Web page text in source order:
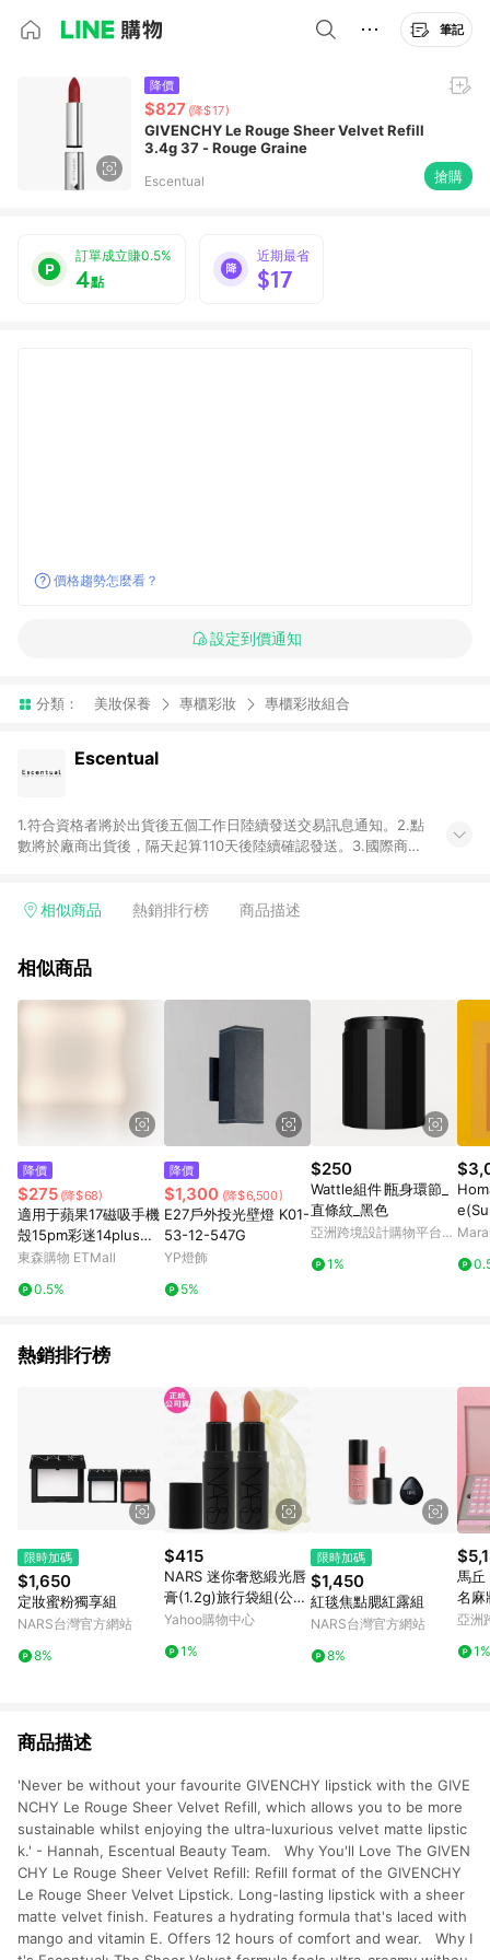
筆記
降價
$827 (降$17)
GIVENCHY Le Rouge Sheer Velvet Refill
3.4g 37 - Rouge Graine
Escentual 搶購
訂單成立賺0.5%
4點
近期最省
$17
價格趨勢怎麼看？
設定到價通知
分類： 美妝保養 專櫃彩妝 專櫃彩妝組合
Escentual
1.符合資格者將於出貨後五個工作日陸續發送交易訊息通知。2.點
數將於廠商出貨後，隔天起算110天後陸續確認發送。3.國際商家
用未授權優惠碼不符合贈點資格。6. 點數發送依據及返點上限將
不符合贈點資格。
相似商品 熱銷排行榜 商品描述
相似商品
降價
$275 (降$68)
適用于蘋果17磁吸手機
殼15pm彩迷14plus雙
層p硅膠iphone16pro
摔高級耐用磨軍事風m
東森購物 ETMall
0.5%
降價
$1,300 (降$6,500)
E27戶外投光壁燈 K01-
53-12-547G
YP燈飾
5%
$250
Wattle組件∣瓶身環節_
直條紋_黑色
亞洲跨境設計購物平台
1%
f
熱銷排行榜
限時加碼
$1,650
定妝蜜粉獨享組
NARS台灣官方網站
8%
$415
NARS 迷你奢慾緞光唇
膏(1.2g)旅行袋組(公司
貨)
Yahoo購物中心
1%
限時加碼
$1,450
紅毯焦點腮紅露組
NARS台灣官方網站
8%
馬
名麻
亞洲
1%
商品描述
'Never be without your favourite GIVENCHY lipstick with the GIVE
NCHY Le Rouge Sheer Velvet Refill, which allows you to be more
sustainable whilst enjoying the ultra-luxurious velvet matte lipstic
k.' - Hannah, Escentual Beauty Team. Why You'll Love The GIVEN
CHY Le Rouge Sheer Velvet Refill: Refill format of the GIVENCHY
Le Rouge Sheer Velvet Lipstick. Long-lasting lipstick with a sheer
matte velvet finish. Features a hydrating formula that's laced with
mango and vitamin E. Offers 12 hours of comfort and wear. Why I